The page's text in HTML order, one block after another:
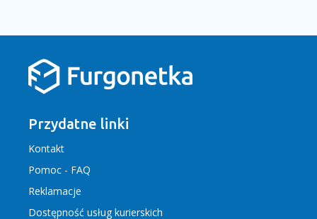
Przydatne linki
Kontakt
Pomoc - FAQ
Reklamacje
Dostępność usług kurierskich